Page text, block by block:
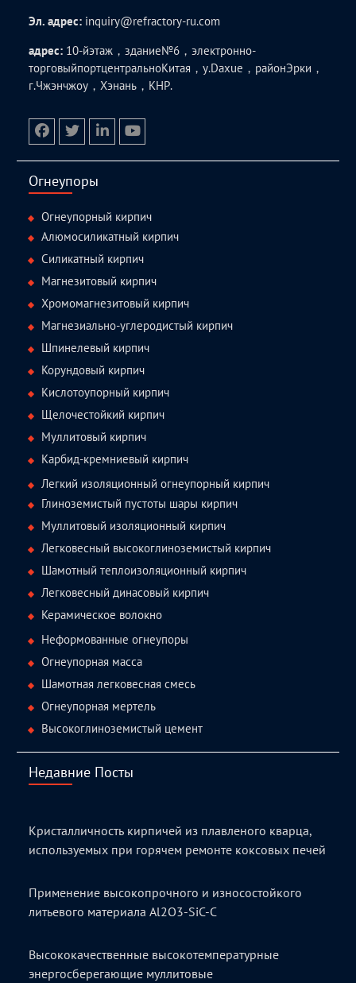
Эл. адрес: inquiry@refractory-ru.com
адрес: 10-йэтаж，здание№6，электронно-
торговыйпортцентральноКитая，у.Daxue，районЭрки，
г.Чжэнчжоу，Хэнань，КНР.
Огнеупоры
Огнеупорный кирпич
Алюмосиликатный кирпич
Силикатный кирпич
Магнезитовый кирпич
Хромомагнезитовый кирпич
Магнезиально-углеродистый кирпич
Шпинелевый кирпич
Корундовый кирпич
Кислотоупорный кирпич
Щелочестойкий кирпич
Муллитовый кирпич
Карбид-кремниевый кирпич
Легкий изоляционный огнеупорный кирпич
Глиноземистый пустоты шары кирпич
Муллитовый изоляционный кирпич
Легковесный высокоглиноземистый кирпич
Шамотный теплоизоляционный кирпич
Легковесный динасовый кирпич
Керамическое волокно
Неформованные огнеупоры
Огнеупорная масса
Шамотная легковесная смесь
Огнеупорная мертель
Высокоглиноземистый цемент
Недавние Посты
Кристалличность кирпичей из плавленого кварца,
используемых при горячем ремонте коксовых печей
Применение высокопрочного и износостойкого
литьевого материала Al2O3-SiC-C
Высококачественные высокотемпературные
энергосберегающие муллитовые